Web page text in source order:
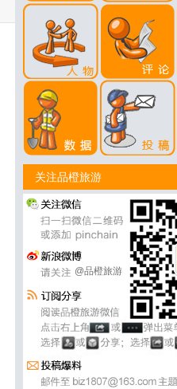
关注品橙旅游
@品橙旅游